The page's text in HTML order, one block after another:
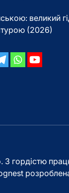
великий
(2026)
З гордістю